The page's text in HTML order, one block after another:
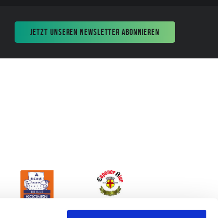
JETZT UNSEREN NEWSLETTER ABONNIEREN